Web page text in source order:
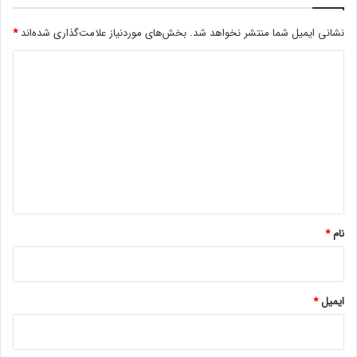
؟
نشانی ایمیل شما منتشر نخواهد شد. بخش‌های موردنیاز علامت‌گذاری شده‌اند*
نام*
ایمیل*